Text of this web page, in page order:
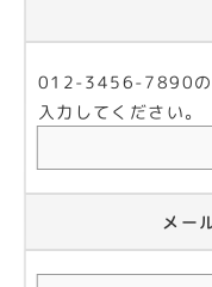
012-3456-7890の
入力してください。
メー